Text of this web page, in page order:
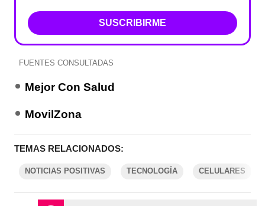
SUSCRIBIRME
FUENTES CONSULTADAS
Mejor Con Salud
MovilZona
TEMAS RELACIONADOS:
NOTICIAS POSITIVAS TECNOLOGÍA CELULARES